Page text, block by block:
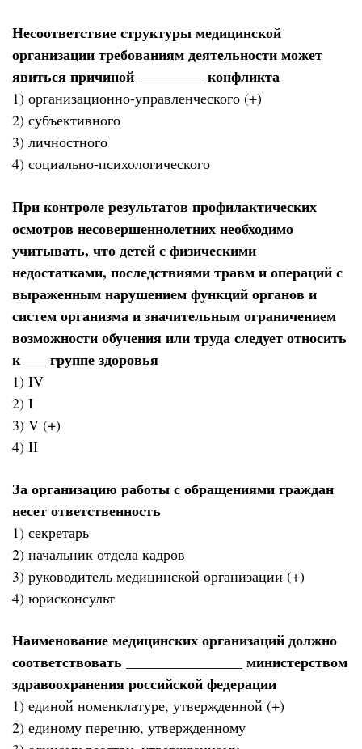
Несоответствие структуры медицинской
организации требованиям деятельности может
явиться причиной _________ конфликта
1) организационно-управленческого (+)
2) субъективного
3) личностного
4) социально-психологического
При контроле результатов профилактических
осмотров несовершеннолетних необходимо
учитывать, что детей с физическими
недостатками, последствиями травм и операций с
выраженным нарушением функций органов и
систем организма и значительным ограничением
возможности обучения или труда следует относить
к ___ группе здоровья
1) IV
2) I
3) V (+)
4) II
За организацию работы с обращениями граждан
несет ответственность
1) секретарь
2) начальник отдела кадров
3) руководитель медицинской организации (+)
4) юрисконсульт
Наименование медицинских организаций должно
соответствовать ________________ министерством
здравоохранения российской федерации
1) единой номенклатуре, утвержденной (+)
2) единому перечню, утвержденному